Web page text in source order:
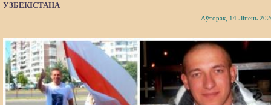
УЗБЕКІСТАНА
Аўторак, 14 Ліпень